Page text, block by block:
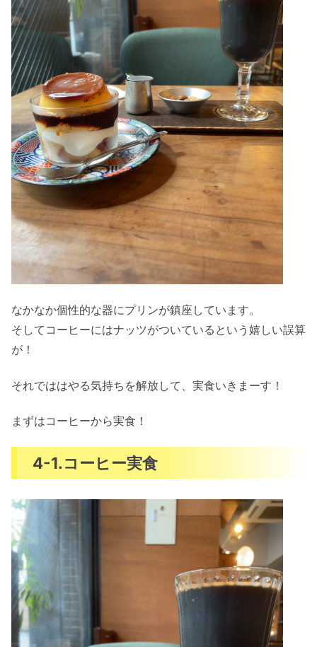
なかなか個性的な器にプリンが鎮座しています。
そしてコーヒーにはナッツがついているという嬉しい誤算
が！
それでははやる気持ちを解放して、実食いきまーす！
まずはコーヒーから実食！
4-1.コーヒー実食